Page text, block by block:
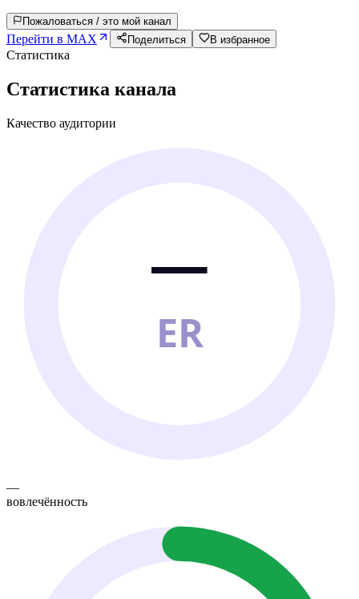
Пожаловаться / это мой канал
Перейти в MAX Поделиться В избранное
Статистика
Статистика канала
Качество аудитории
—
ER
—
вовлечённость